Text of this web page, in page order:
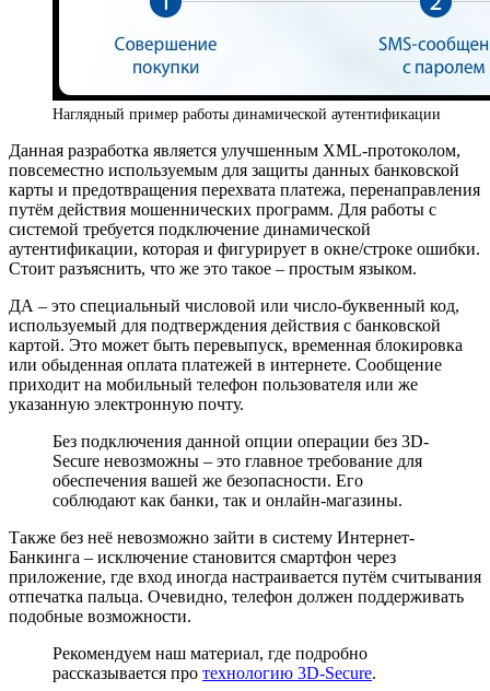
Наглядный пример работы динамической аутентификации
Данная разработка является улучшенным XML-протоколом,
повсеместно используемым для защиты данных банковской
карты и предотвращения перехвата платежа, перенаправления
путём действия мошеннических программ. Для работы с
системой требуется подключение динамической
аутентификации, которая и фигурирует в окне/строке ошибки.
Стоит разъяснить, что же это такое – простым языком.
ДА – это специальный числовой или число-буквенный код,
используемый для подтверждения действия с банковской
картой. Это может быть перевыпуск, временная блокировка
или обыденная оплата платежей в интернете. Сообщение
приходит на мобильный телефон пользователя или же
указанную электронную почту.
Без подключения данной опции операции без 3D-
Secure невозможны – это главное требование для
обеспечения вашей же безопасности. Его
соблюдают как банки, так и онлайн-магазины.
Также без неё невозможно зайти в систему Интернет-
Банкинга – исключение становится смартфон через
приложение, где вход иногда настраивается путём считывания
отпечатка пальца. Очевидно, телефон должен поддерживать
подобные возможности.
Рекомендуем наш материал, где подробно
рассказывается про технологию 3D-Secure.